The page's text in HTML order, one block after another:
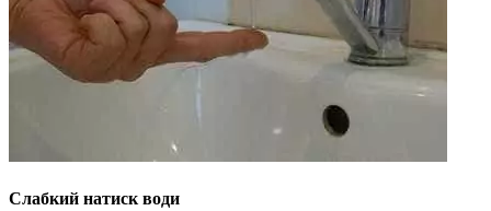
Слабкий натиск води